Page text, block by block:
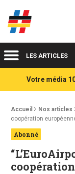
Acteurs du franco-
MenuLES ARTICLES
Votre média
Fil d'Ariane :
Accueil › Nos articles
coopération
Abonné